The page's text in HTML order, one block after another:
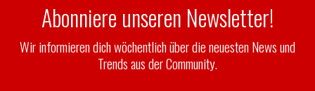
Abonniere unseren Newsletter!
Wir informieren dich wöchentlich über die neuesten News und
Trends aus der Community.